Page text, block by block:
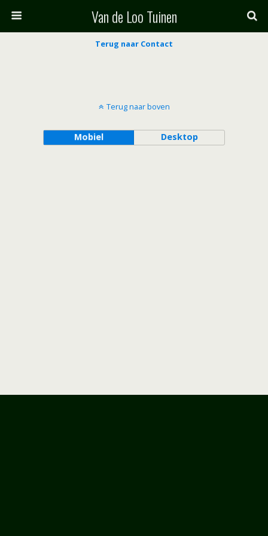
Van de Loo Tuinen
Terug naar Contact
Terug naar boven
Mobiel Desktop